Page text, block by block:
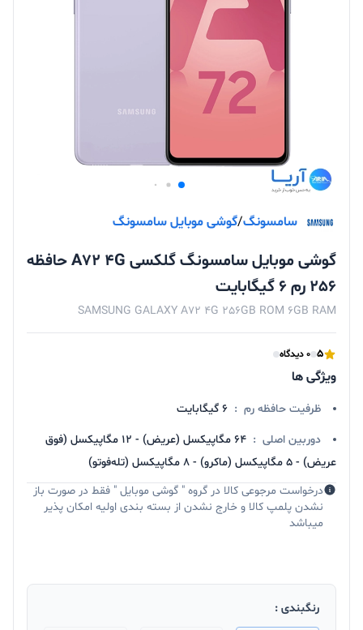
سامسونگ/گوشی موبایل سامسونگ
گوشی موبایل سامسونگ گلکسی A72 4G حافظه
256 رم 6 گیگابایت
SAMSUNG GALAXY A72 4G 256GB ROM 6GB RAM
5 0 دیدگاه
ویژگی ها
ظرفیت حافظه رم : 6 گیگابایت
دوربین اصلی :
64 مگاپیکسل (عریض) - 12 مگاپیکسل (فوق
عریض) - 5 مگاپیکسل (ماکرو) - 8 مگاپیکسل (تله‌فوتو)
درخواست مرجوعی کالا در گروه " گوشی موبایل " فقط در صورت باز
نشدن پلمپ کالا و خارج نشدن از بسته بندی اولیه امکان پذیر
میباشد
رنگبندی :